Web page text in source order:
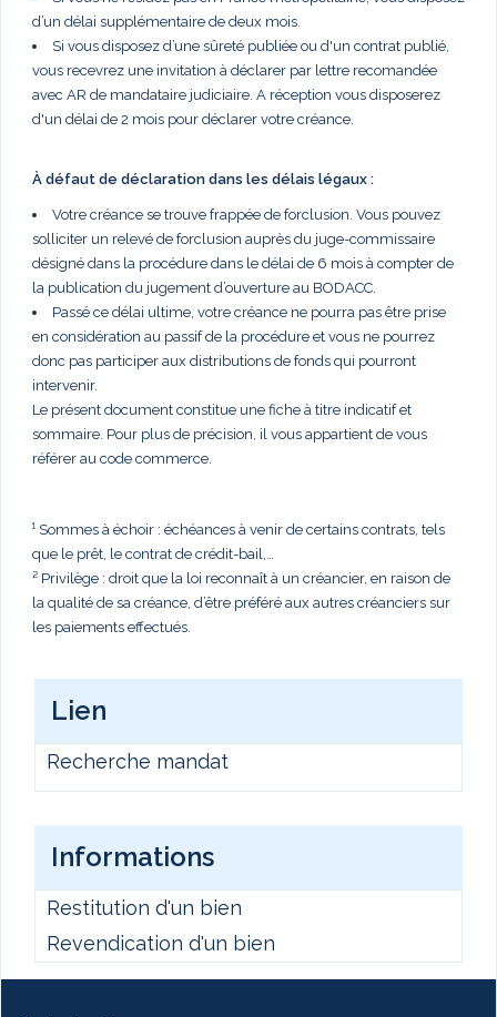
d’un délai supplémentaire de deux mois.
Si vous disposez d’une sûreté publiée ou d'un contrat publié,
vous recevrez une invitation à déclarer par lettre recomandée
avec AR de mandataire judiciaire. A réception vous disposerez
d'un délai de 2 mois pour déclarer votre créance.
À défaut de déclaration dans les délais légaux :
Votre créance se trouve frappée de forclusion. Vous pouvez
solliciter un relevé de forclusion auprès du juge-commissaire
désigné dans la procédure dans le délai de 6 mois à compter de
la publication du jugement d’ouverture au BODACC.
Passé ce délai ultime, votre créance ne pourra pas être prise
en considération au passif de la procédure et vous ne pourrez
donc pas participer aux distributions de fonds qui pourront
intervenir.
Le présent document constitue une fiche à titre indicatif et
sommaire. Pour plus de précision, il vous appartient de vous
référer au code commerce.
¹ Sommes à échoir : échéances à venir de certains contrats, tels
que le prêt, le contrat de crédit-bail,…
² Privilège : droit que la loi reconnaît à un créancier, en raison de
la qualité de sa créance, d’être préféré aux autres créanciers sur
les paiements effectués.
Lien
Recherche mandat
Informations
Restitution d'un bien
Revendication d'un bien